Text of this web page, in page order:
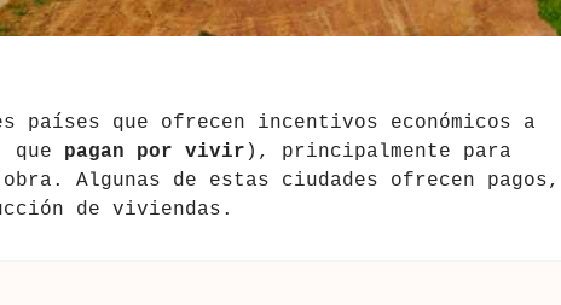
países que ofrecen incentivos económicos a
que pagan por vivir ), principalmente para
Algunas de estas ciudades ofrecen pagos,
de viviendas.